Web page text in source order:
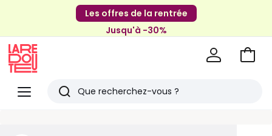
Les offres de la rentrée
Jusqu'à -30%
Menu
Redoute
Rechercher
Aller